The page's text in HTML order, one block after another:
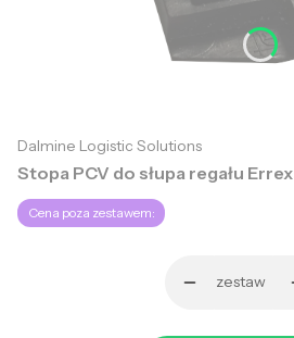
Dalmine Logistic Solutions
Stopa PCV do słupa regału Errex
Cena poza zestawem:
zestaw